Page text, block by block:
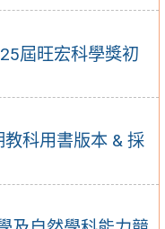
屆旺宏科學獎初
教科用書版本 & 採